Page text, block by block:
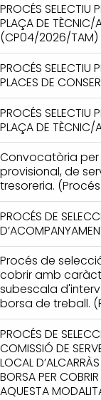
PROCÉS SELECTIU
PLAÇA DE TÈCNIC/
(CP04/2026/TAM)
PROCÉS SELECTIU
PLACES DE
PROCÉS SELECTIU
PLAÇA DE TÈCNIC/
Convocatòria
provisional, de
tresoreria.
PROCÉS DE
Procés de
cobrir amb
subescala
borsa de treball.
PROCÉS DE
COMISSIÓ DE
LOCAL
BORSA PER
AQUESTA